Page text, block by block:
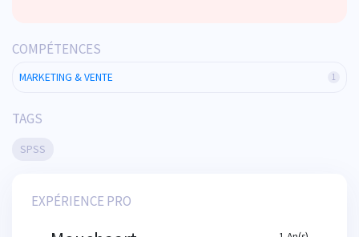
COMPÉTENCES
MARKETING & VENTE 1
TAGS
SPSS
EXPÉRIENCE PRO